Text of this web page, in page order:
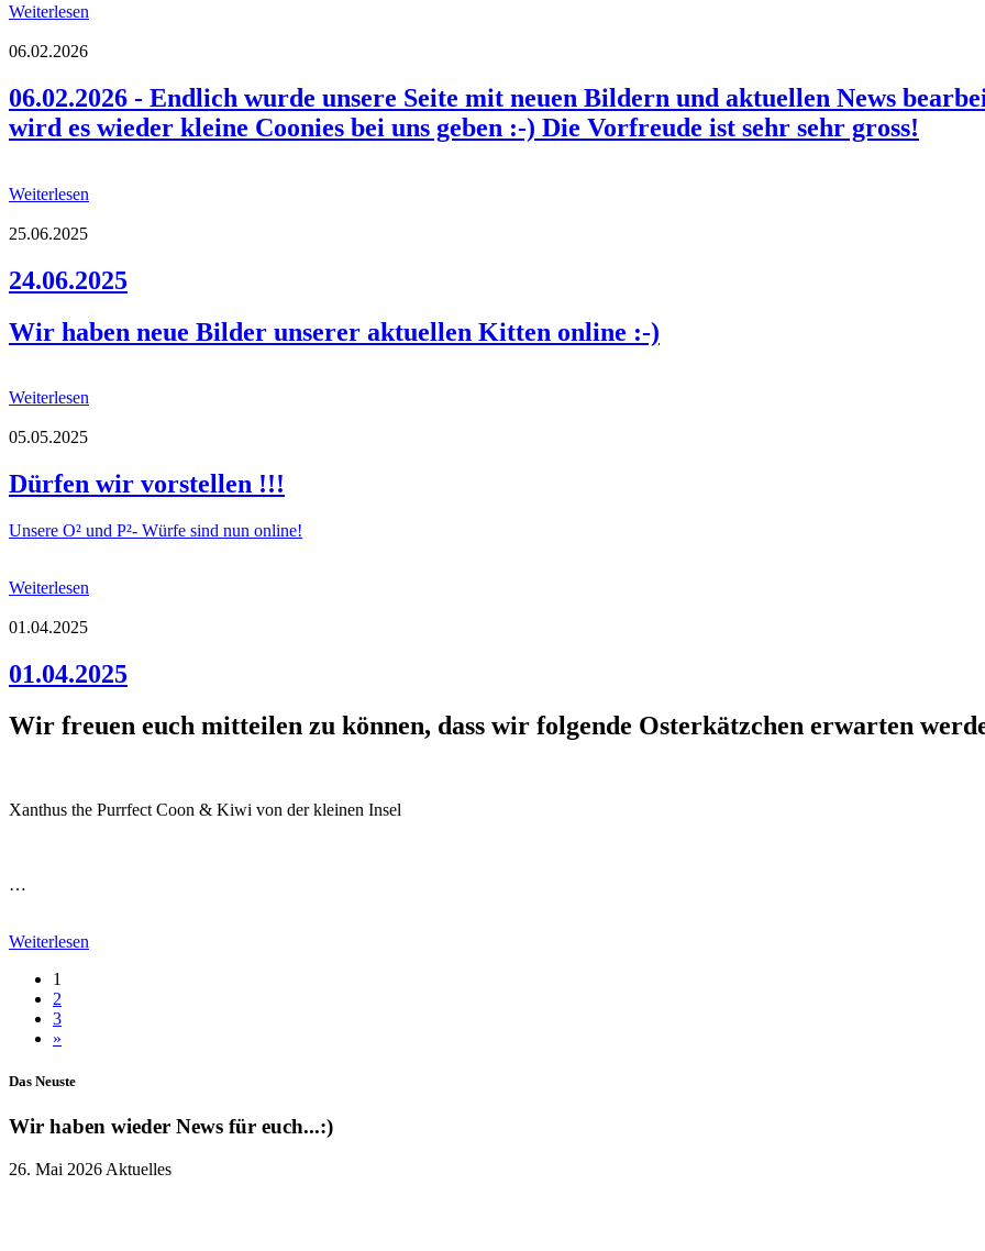
Weiterlesen
06.02.2026
06.02.2026 - Endlich wurde unsere Seite mit neuen Bildern und aktuellen News
wird es wieder kleine Coonies bei uns geben :-) Die Vorfreude ist sehr sehr gross!
Weiterlesen
25.06.2025
24.06.2025
Wir haben neue Bilder unserer aktuellen Kitten online :-)
Weiterlesen
05.05.2025
Dürfen wir vorstellen !!!
Unsere O² und P²- Würfe sind nun online!
Weiterlesen
01.04.2025
01.04.2025
Wir freuen euch mitteilen zu können, dass wir folgende Osterkätzchen erwarten
Xanthus the Purrfect Coon & Kiwi von der kleinen Insel
…
Weiterlesen
1
2
3
»
Das Neuste
Wir haben wieder News für euch...:)
26. Mai 2026 Aktuelles